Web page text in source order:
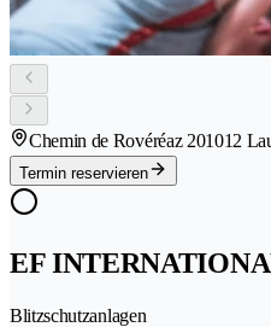
Chemin de Rovéréaz 201012
Termin reservieren
EF
Blitzschutzanlagen